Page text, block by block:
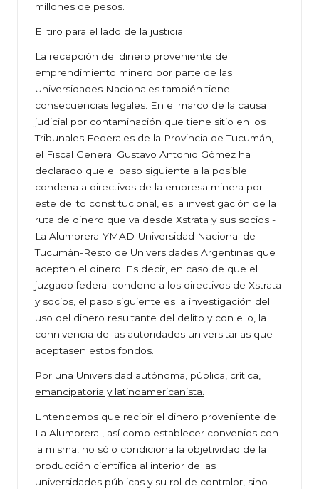
millones de pesos.
El tiro para el lado de la justicia.
La recepción del dinero proveniente del
emprendimiento minero por parte de las
Universidades Nacionales también tiene
consecuencias legales. En el marco de la causa
judicial por contaminación que tiene sitio en los
Tribunales Federales de la Provincia de Tucumán,
el Fiscal General Gustavo Antonio Gómez ha
declarado que el paso siguiente a la posible
condena a directivos de la empresa minera por
este delito constitucional, es la investigación de la
ruta de dinero que va desde Xstrata y sus socios -
La Alumbrera-YMAD-Universidad Nacional de
Tucumán-Resto de Universidades Argentinas que
acepten el dinero. Es decir, en caso de que el
juzgado federal condene a los directivos de Xstrata
y socios, el paso siguiente es la investigación del
uso del dinero resultante del delito y con ello, la
connivencia de las autoridades universitarias que
aceptasen estos fondos.
Por una Universidad autónoma, pública, crítica,
emancipatoria y latinoamericanista.
Entendemos que recibir el dinero proveniente de
La Alumbrera , así como establecer convenios con
la misma, no sólo condiciona la objetividad de la
producción científica al interior de las
universidades públicas y su rol de contralor, sino